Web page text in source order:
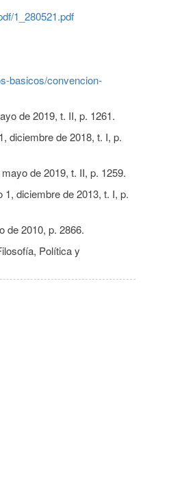
1_280521.pdf
basicos/convencion-
de 2019, t. II, p. 1261.
diciembre de 2018, t. I, p.
de 2019, t. II, p. 1259.
diciembre de 2013, t. I, p.
de 2010, p. 2866.
Política y